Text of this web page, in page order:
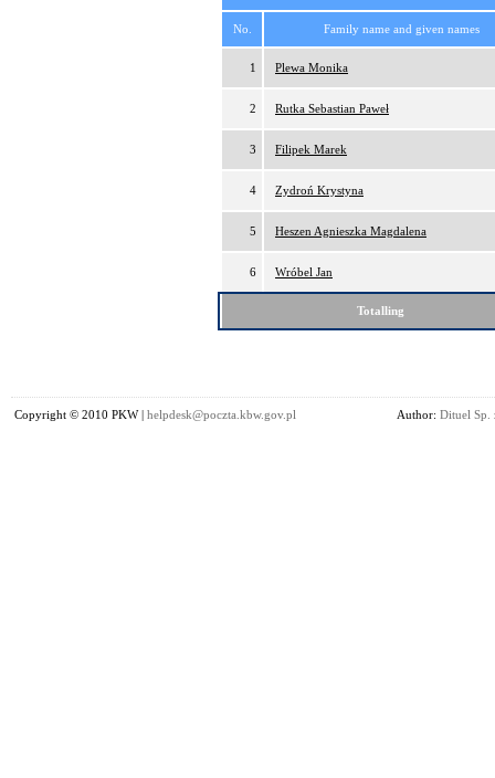
No. Family name and given names
1 Plewa Monika
2 Rutka Sebastian Paweł
3 Filipek Marek
4 Zydroń Krystyna
5 Heszen Agnieszka Magdalena
6 Wróbel Jan
Totalling
Copyright © 2010 PKW | helpdesk@poczta.kbw.gov.pl Author: Dituel Sp.